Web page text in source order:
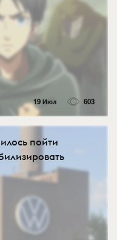
19 Июл 603
пойти